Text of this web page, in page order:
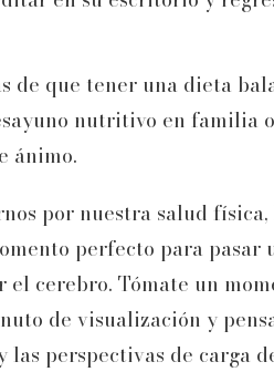
de que tener una dieta
nutritivo en familia
ánimo.
por nuestra salud
perfecto para
cerebro. Tómate un
de visualización y
perspectivas de carga